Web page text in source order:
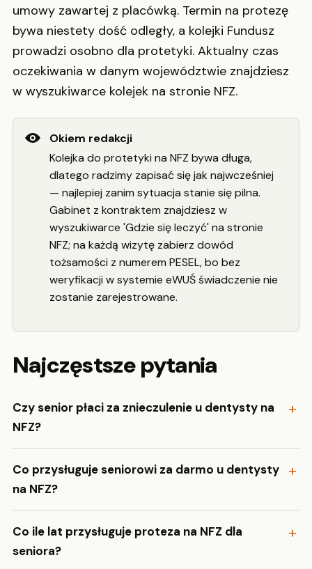
umowy zawartej z placówką. Termin na protezę
bywa niestety dość odległy, a kolejki Fundusz
prowadzi osobno dla protetyki. Aktualny czas
oczekiwania w danym województwie znajdziesz
w wyszukiwarce kolejek na stronie NFZ.
Okiem redakcji
Kolejka do protetyki na NFZ bywa długa,
dlatego radzimy zapisać się jak najwcześniej
— najlepiej zanim sytuacja stanie się pilna.
Gabinet z kontraktem znajdziesz w
wyszukiwarce 'Gdzie się leczyć' na stronie
NFZ; na każdą wizytę zabierz dowód
tożsamości z numerem PESEL, bo bez
weryfikacji w systemie eWUŚ świadczenie nie
zostanie zarejestrowane.
Najczęstsze pytania
Czy senior płaci za znieczulenie u dentysty na
NFZ?
Co przysługuje seniorowi za darmo u dentysty
na NFZ?
Co ile lat przysługuje proteza na NFZ dla
seniora?